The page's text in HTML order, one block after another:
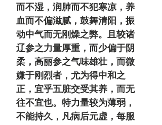
而不湿，润肺而不犯寒凉，养
血而不偏滋腻，鼓舞清阳，振
动中气而无刚燥之弊。且较诸
辽参之力量厚重，而少偏于阴
柔，高丽参之气味雄壮，而微
嫌于刚烈者，尤为得中和之
正，宜乎五脏交受其养，而无
往不宜也。特力量较为薄弱，
不能持久，凡病后元虚，每服